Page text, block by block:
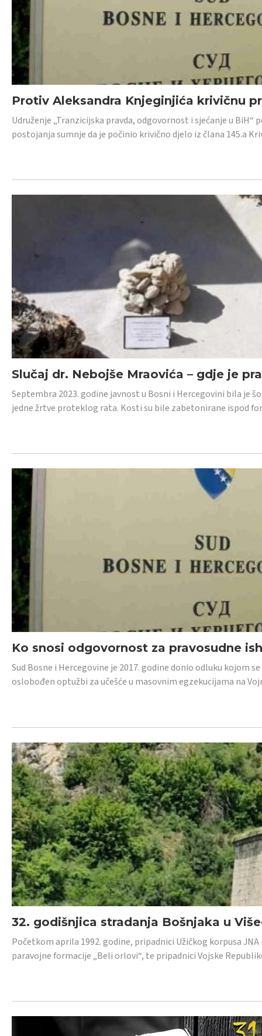
Protiv Aleksandra Knjeginjića krivičnu
Udruženje „Tranzicijska pravda, odgovornost i sjećanje u
postojanja sumnje da je počinio krivično djelo iz člana 145.a
Slučaj dr. Nebojše Mraovića – gdje je
Septembra 2023. godine javnost u Bosni i Hercegovini bila je
jedne žrtve proteklog rata. Kosti su bile zabetonirane ispod
Ko snosi odgovornost za pravosudne
Sud Bosne i Hercegovine je 2017. godine donio odluku kojom
oslobođen optužbi za učešće u masovnim egzekucijama na
32. godišnjica stradanja Bošnjaka u
Početkom aprila 1992. godine, pripadnici Užičkog korpusa
paravojne formacije „Beli orlovi“, te pripadnici Vojske